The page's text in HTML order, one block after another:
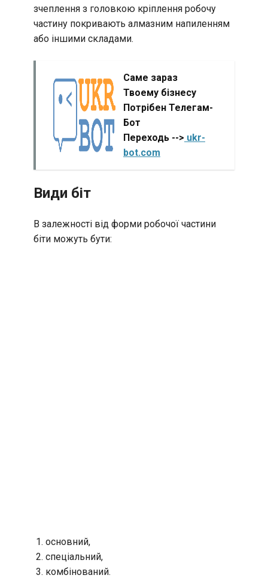
зчеплення з головкою кріплення робочу
частину покривають алмазним напиленням
або іншими складами.
Саме зараз
Твоему бізнесу
Потрібен Телегам-
Бот
Переходь --> ukr-
bot.com
Види біт
В залежності від форми робочої частини
біти можуть бути:
основний,
спеціальний,
комбінований.